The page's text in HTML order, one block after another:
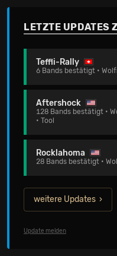
LETZTE UPDATES
Teffli-Rally
6 Bands bestätigt •
Aftershock
128 Bands bestätigt •
• Tool
Rocklahoma
28 Bands bestätigt •
weitere Updates
Update melden